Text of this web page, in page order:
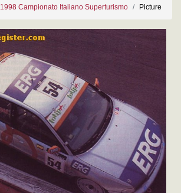
1998 Campionato Italiano Superturismo Picture